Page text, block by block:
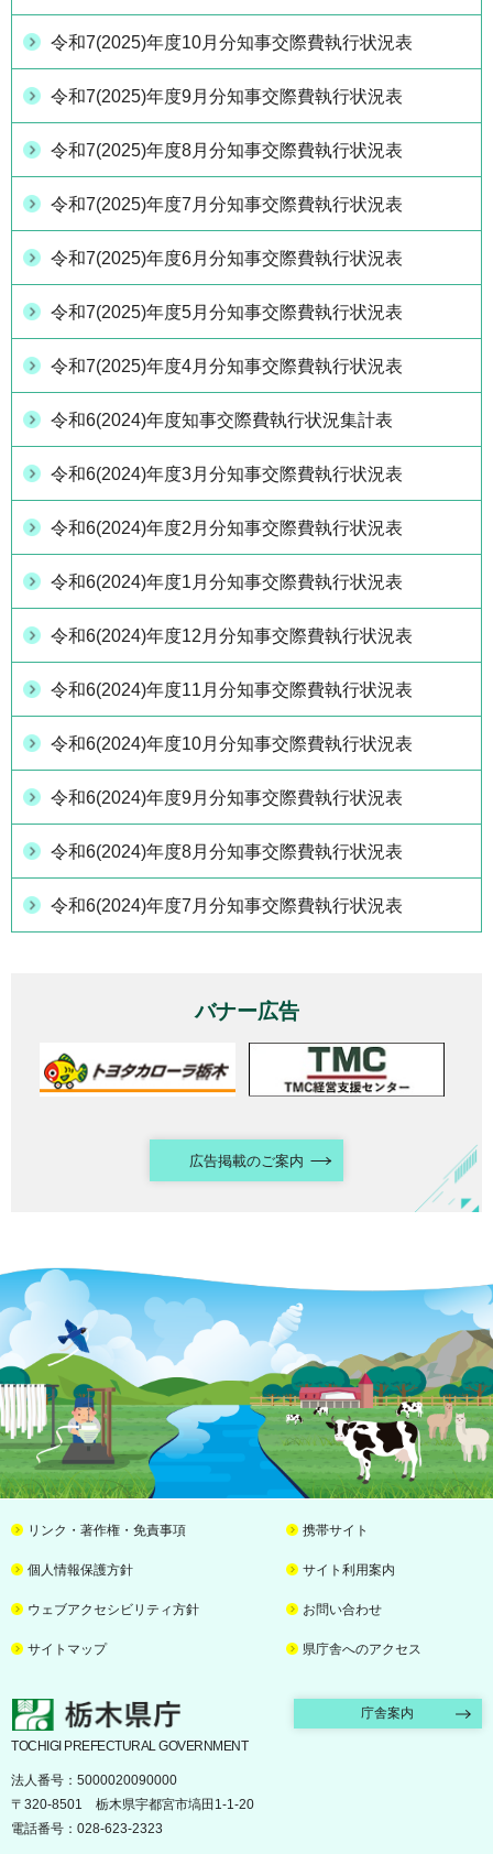
令和7(2025)年度10月分知事交際費執行状況表
令和7(2025)年度9月分知事交際費執行状況表
令和7(2025)年度8月分知事交際費執行状況表
令和7(2025)年度7月分知事交際費執行状況表
令和7(2025)年度6月分知事交際費執行状況表
令和7(2025)年度5月分知事交際費執行状況表
令和7(2025)年度4月分知事交際費執行状況表
令和6(2024)年度知事交際費執行状況集計表
令和6(2024)年度3月分知事交際費執行状況表
令和6(2024)年度2月分知事交際費執行状況表
令和6(2024)年度1月分知事交際費執行状況表
令和6(2024)年度12月分知事交際費執行状況表
令和6(2024)年度11月分知事交際費執行状況表
令和6(2024)年度10月分知事交際費執行状況表
令和6(2024)年度9月分知事交際費執行状況表
令和6(2024)年度8月分知事交際費執行状況表
令和6(2024)年度7月分知事交際費執行状況表
バナー広告
広告掲載のご案内
リンク・著作権・免責事項 携帯サイト
個人情報保護方針 サイト利用案内
ウェブアクセシビリティ方針 お問い合わせ
サイトマップ 県庁舎へのアクセス
栃木県庁 庁舎案内
TOCHIGI PREFECTURAL GOVERNMENT
法人番号：5000020090000
〒320-8501 栃木県宇都宮市塙田1-1-20
電話番号：028-623-2323